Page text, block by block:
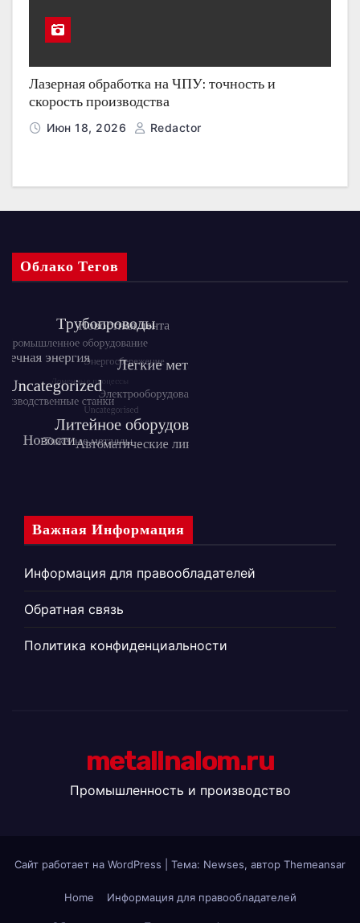
Лазерная обработка на ЧПУ: точность и
скорость производства
Июн 18, 2026 Redactor
Облако Тегов
Важная Информация
Информация для правообладателей
Обратная связь
Политика конфиденциальности
metallnalom.ru
Промышленность и производство
Сайт работает на WordPress Тема: Newses, автор Themeansar
Home Информация для правообладателей